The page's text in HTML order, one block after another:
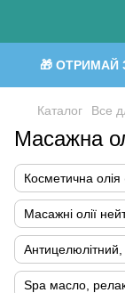
🎁 ОТРИМАЙ
Каталог Все
Масажна
Косметична олія
Масажні олії
Spa масло,